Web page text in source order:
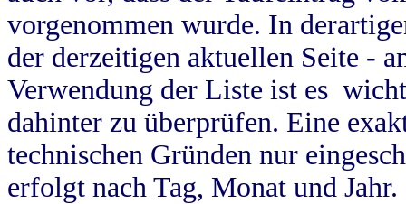
vorgenommen wurde. In
der derzeitigen aktuellen Seite -
Verwendung der Liste ist es
dahinter zu überprüfen. Eine
technischen Gründen nur
erfolgt nach Tag, Monat und Jahr.